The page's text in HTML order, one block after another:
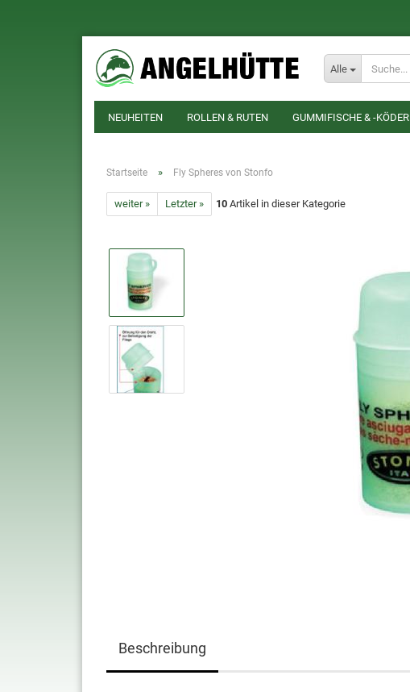
Alle
NEUHEITEN ROLLEN & RUTEN GUMMIFISCHE & -KÖDER
Startseite » Fly Spheres von Stonfo
weiter » Letzter » 10 Artikel in dieser Kategorie
Beschreibung